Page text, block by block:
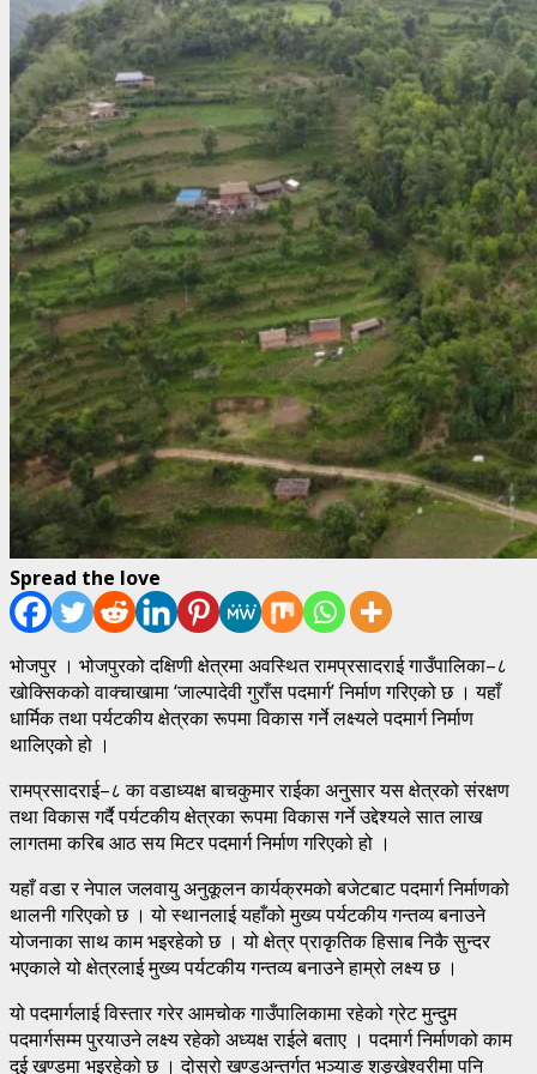
Spread the love
भोजपुर । भोजपुरको दक्षिणी क्षेत्रमा अवस्थित रामप्रसादराई गाउँपालिका–८
खोक्सिकको वाक्चाखामा ‘जाल्पादेवी गुराँस पदमार्ग’ निर्माण गरिएको छ । यहाँ
धार्मिक तथा पर्यटकीय क्षेत्रका रूपमा विकास गर्ने लक्ष्यले पदमार्ग निर्माण
थालिएको हो ।
रामप्रसादराई–८ का वडाध्यक्ष बाचकुमार राईका अनु्सार यस क्षेत्रको संरक्षण
तथा विकास गर्दै पर्यटकीय क्षेत्रका रूपमा विकास गर्ने उद्देश्यले सात लाख
लागतमा करिब आठ सय मिटर पदमार्ग निर्माण गरिएको हो ।
यहाँ वडा र नेपाल जलवायु अनुकूलन कार्यक्रमको बजेटबाट पदमार्ग निर्माणको
थालनी गरिएको छ । यो स्थानलाई यहाँको मुख्य पर्यटकीय गन्तव्य बनाउने
योजनाका साथ काम भइरहेको छ । यो क्षेत्र प्राकृतिक हिसाब निकै सुन्दर
भएकाले यो क्षेत्रलाई मुख्य पर्यटकीय गन्तव्य बनाउने हाम्रो लक्ष्य छ ।
यो पदमार्गलाई विस्तार गरेर आमचोक गाउँपालिकामा रहेको ग्रेट मुन्दुम
पदमार्गसम्म पुरयाउने लक्ष्य रहेको अध्यक्ष राईले बताए । पदमार्ग निर्माणको काम
दुई खण्डमा भइरहेको छ । दोस्रो खण्डअन्तर्गत भञ्याङ शङ्खेश्वरीमा पनि